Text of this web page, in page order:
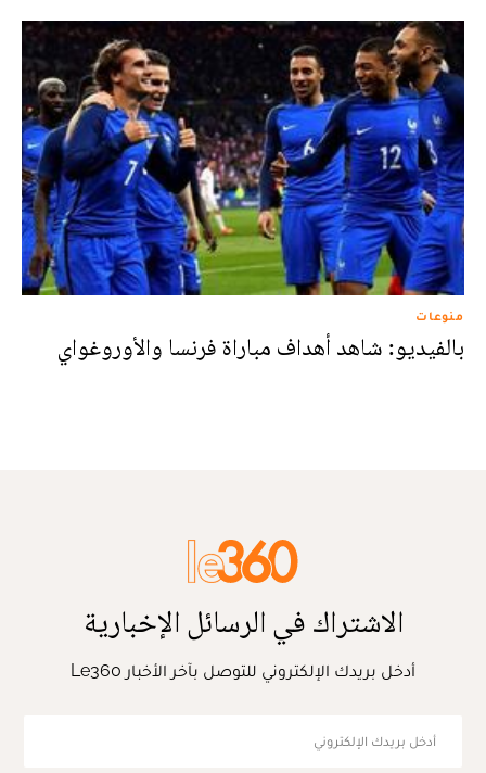
منوعات
بالفيديو: شاهد أهداف مباراة فرنسا والأوروغواي
الاشتراك في الرسائل الإخبارية
أدخل بريدك الإلكتروني للتوصل بآخر الأخبار Le360